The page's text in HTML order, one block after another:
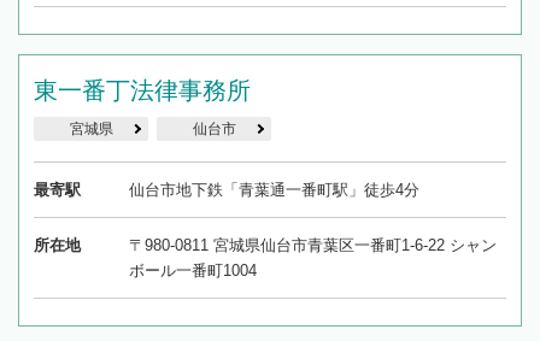
東一番丁法律事務所
宮城県 仙台市
最寄駅 仙台市地下鉄「青葉通一番町駅」徒歩4分
所在地
〒980-0811 宮城県仙台市青葉区一番町1-6-22 シャン
ボール一番町1004